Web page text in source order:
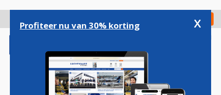
gaan
Check in
Profiteer nu van 30% korting x